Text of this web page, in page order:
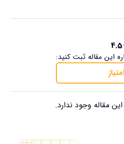
4.5
این مقاله ثبت کنید:
مقاله وجود ندارد.